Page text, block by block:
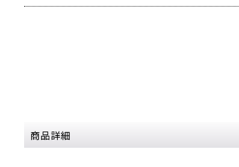
商品詳細